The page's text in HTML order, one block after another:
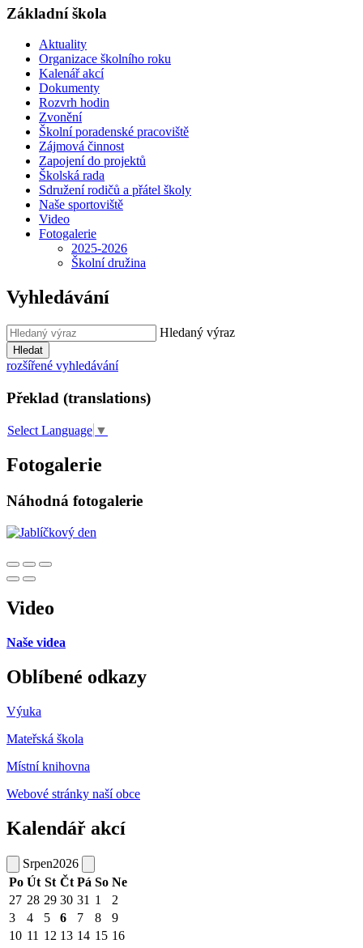
Základní škola
Aktuality
Organizace školního roku
Kalenář akcí
Dokumenty
Rozvrh hodin
Zvonění
Školní poradenské pracoviště
Zájmová činnost
Zapojení do projektů
Školská rada
Sdružení rodičů a přátel školy
Naše sportoviště
Video
Fotogalerie
2025-2026
Školní družina
Vyhledávání
Hledaný výraz
Hledat
rozšířené vyhledávání
Překlad (translations)
Select Language ▼
Fotogalerie
Náhodná fotogalerie
Video
Naše videa
Oblíbené odkazy
Výuka
Mateřská škola
Místní knihovna
Webové stránky naší obce
Kalendář akcí
Srpen2026
Po Út St Čt Pá So Ne
27 28 29 30 31 1
2
3
4 5 6 7 8
9
10 11 12 13 14 15 16